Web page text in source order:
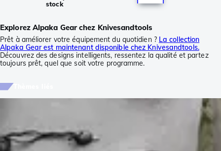
stock
Explorez Alpaka Gear chez Knivesandtools
Prêt à améliorer votre équipement du quotidien ? La collection
Alpaka Gear est maintenant disponible chez Knivesandtools.
Découvrez des designs intelligents, ressentez la qualité et partez
toujours prêt, quel que soit votre programme.